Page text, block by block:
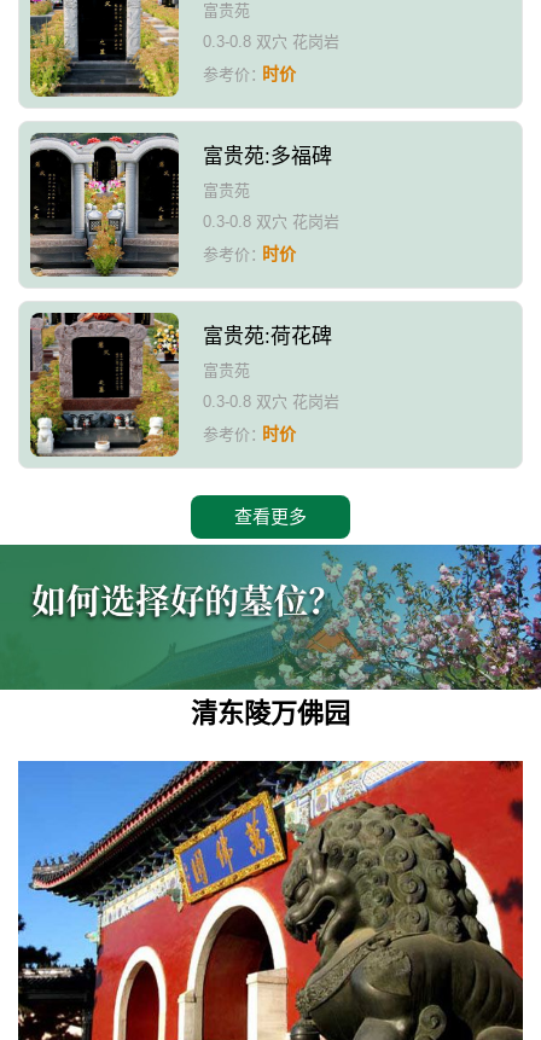
富贵苑
0.3-0.8 双穴 花岗岩
参考价：时价
富贵苑:多福碑
富贵苑
0.3-0.8 双穴 花岗岩
参考价：时价
富贵苑:荷花碑
富贵苑
0.3-0.8 双穴 花岗岩
参考价：时价
查看更多
清东陵万佛园